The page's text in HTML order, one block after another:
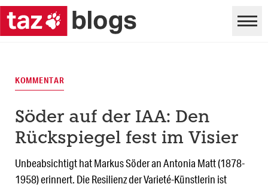
KOMMENTAR
Söder auf der IAA: Den
Rückspiegel fest im Visier
Unbeabsichtigt hat Markus Söder an Antonia Matt (1878-
1958) erinnert. Die Resilienz der Varieté-Künstlerin ist